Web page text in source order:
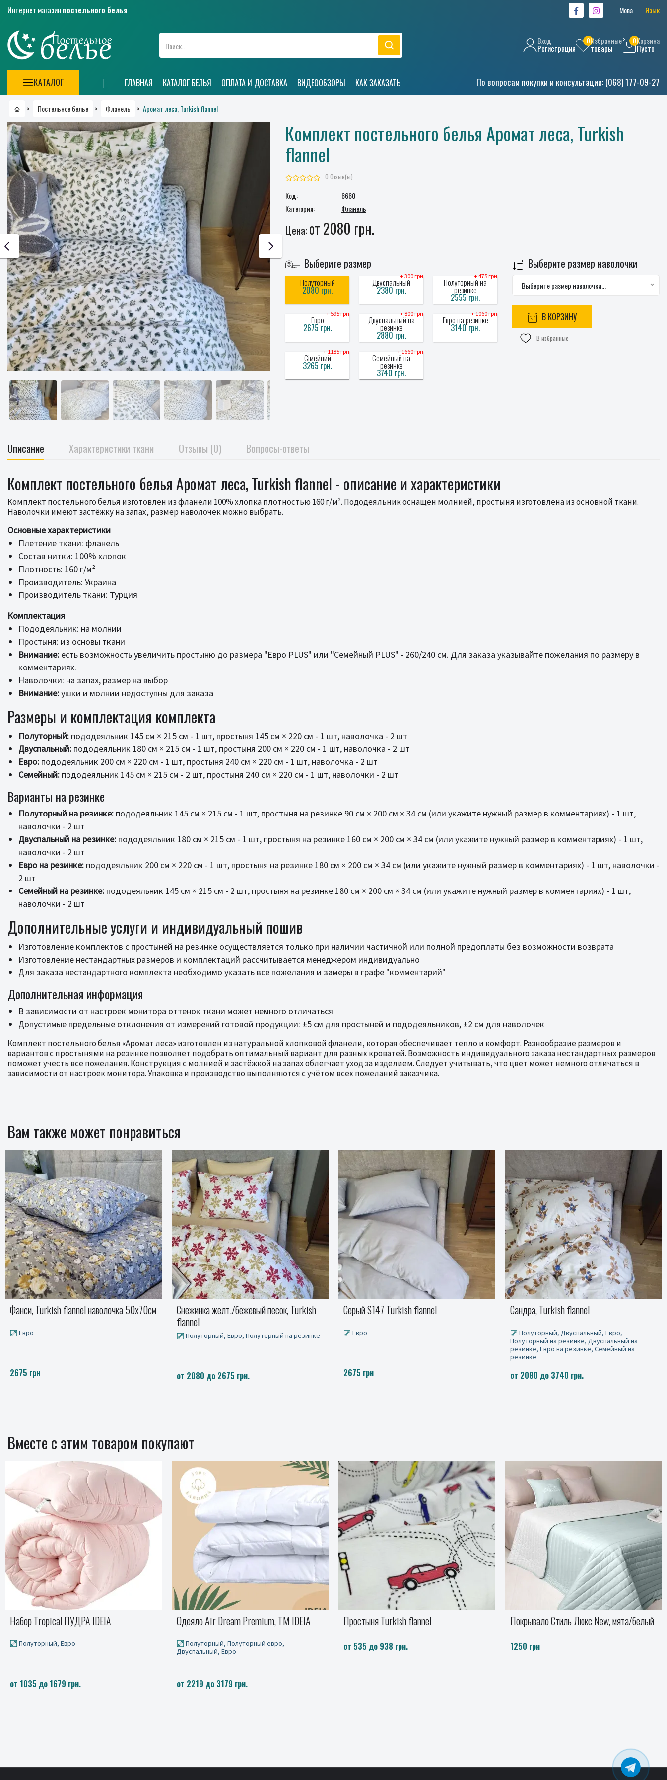
Интернет магазин постельного белья Мова Язык
Вход
Регистрация
0Избранные
товары
0Корзина
Пусто
КАТАЛОГ ГЛАВНАЯ КАТАЛОГ БЕЛЬЯ ОПЛАТА И ДОСТАВКА ВИДЕООБЗОРЫ КАК ЗАКАЗАТЬ По вопросам покупки и консультации: (068) 177-09-27
> Постельное белье > Фланель > Аромат леса, Turkish flannel
Комплект постельного белья Аромат леса, Turkish
flannel
0 Отзыв(ы)
Код:
6660
Категория:
Фланель
Цена:от 2080 грн.
Выберите размер
Полуторный
2080 грн.
+ 300 грн
Двуспальный
2380 грн.
+ 475 грн
Полуторный на
резинке
2555 грн.
+ 595 грн
Евро
2675 грн.
+ 800 грн
Двуспальный на
резинке
2880 грн.
+ 1060 грн
Евро на резинке
3140 грн.
+ 1185 грн
Сімейний
3265 грн.
+ 1660 грн
Семейный на
резинке
3740 грн.
Выберите размер наволочки
Выберите размер наволочки...
В КОРЗИНУ
В избранные
Описание Характеристики ткани Отзывы (0) Вопросы-ответы
Комплект постельного белья Аромат леса, Turkish flannel - описание и характеристики
Комплект постельного белья изготовлен из фланели 100% хлопка плотностью 160 г/м². Пододеяльник оснащён молнией, простыня изготовлена из основной ткани.
Наволочки имеют застёжку на запах, размер наволочек можно выбрать.
Основные характеристики
Плетение ткани: фланель
Состав нитки: 100% хлопок
Плотность: 160 г/м²
Производитель: Украина
Производитель ткани: Турция
Комплектация
Пододеяльник: на молнии
Простыня: из основы ткани
Внимание: есть возможность увеличить простыню до размера "Евро PLUS" или "Семейный PLUS" - 260/240 см. Для заказа указывайте пожелания по размеру в
комментариях.
Наволочки: на запах, размер на выбор
Внимание:ушки и молнии недоступны для заказа
Размеры и комплектация комплекта
Полуторный: пододеяльник 145 см × 215 см - 1 шт, простыня 145 см × 220 см - 1 шт, наволочка - 2 шт
Двуспальный: пододеяльник 180 см × 215 см - 1 шт, простыня 200 см × 220 см - 1 шт, наволочка - 2 шт
Евро: пододеяльник 200 см × 220 см - 1 шт, простыня 240 см × 220 см - 1 шт, наволочка - 2 шт
Семейный: пододеяльник 145 см × 215 см - 2 шт, простыня 240 см × 220 см - 1 шт, наволочки - 2 шт
Варианты на резинке
Полуторный на резинке: пододеяльник 145 см × 215 см - 1 шт, простыня на резинке 90 см × 200 см × 34 см (или укажите нужный размер в комментариях) - 1 шт,
наволочки - 2 шт
Двуспальный на резинке: пододеяльник 180 см × 215 см - 1 шт, простыня на резинке 160 см × 200 см × 34 см (или укажите нужный размер в комментариях) - 1 шт,
наволочки - 2 шт
Евро на резинке: пододеяльник 200 см × 220 см - 1 шт, простыня на резинке 180 см × 200 см × 34 см (или укажите нужный размер в комментариях) - 1 шт, наволочки -
2 шт
Семейный на резинке: пододеяльник 145 см × 215 см - 2 шт, простыня на резинке 180 см × 200 см × 34 см (или укажите нужный размер в комментариях) - 1 шт,
наволочки - 2 шт
Дополнительные услуги и индивидуальный пошив
Изготовление комплектов с простынёй на резинке осуществляется только при наличии частичной или полной предоплаты без возможности возврата
Изготовление нестандартных размеров и комплектаций рассчитывается менеджером индивидуально
Для заказа нестандартного комплекта необходимо указать все пожелания и замеры в графе "комментарий"
Дополнительная информация
В зависимости от настроек монитора оттенок ткани может немного отличаться
Допустимые предельные отклонения от измерений готовой продукции: ±5 см для простыней и пододеяльников, ±2 см для наволочек
Комплект постельного белья «Аромат леса» изготовлен из натуральной хлопковой фланели, которая обеспечивает тепло и комфорт. Разнообразие размеров и
вариантов с простынями на резинке позволяет подобрать оптимальный вариант для разных кроватей. Возможность индивидуального заказа нестандартных размеров
поможет учесть все пожелания. Конструкция с молнией и застёжкой на запах облегчает уход за изделием. Следует учитывать, что цвет может немного отличаться в
зависимости от настроек монитора. Упаковка и производство выполняются с учётом всех пожеланий заказчика.
Вам также может понравиться
Снежинка желт./бежевый песок, Turkish
Полуторный, Евро, Полуторный на резинке
от 2080 до 2675 грн.
Серый S147 Turkish flannel
Евро
2675 грн
Сандра, Turkish flannel
Полуторный, Двуспальный, Евро,
от 2080 до 3740 грн.
Комплект постельного белья Ромб серый,
Полуторный, Двуспальный, Евро,
Полуторный на резинке, Двуспальный на
резинке, Евро на резинке, Семейный на
резинке
от 2080 до 3740 грн.
Вместе с этим товаром покупают
Одеяло Air Dream Premium, ТМ IDEIA
Полуторный, Полуторный евро,
от 2219 до 3179 грн.
Простыня Turkish flannel
от 535 до 938 грн.
Покрывало Стиль Люкс New, мята/белый
1250 грн
Подушка RAIN светло-серый/energy
Декоративная